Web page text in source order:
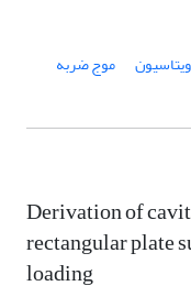
موج ضربه
Derivation of
rectangular plate
loading